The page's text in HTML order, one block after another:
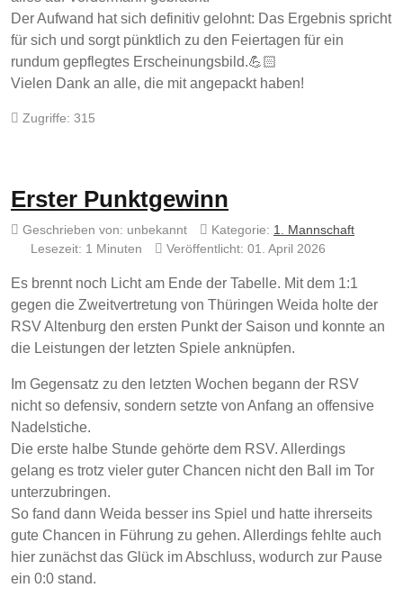
Der Aufwand hat sich definitiv gelohnt: Das Ergebnis spricht
für sich und sorgt pünktlich zu den Feiertagen für ein
rundum gepflegtes Erscheinungsbild.💪🏻
Vielen Dank an alle, die mit angepackt haben!
Zugriffe: 315
Erster Punktgewinn
Geschrieben von: unbekannt Kategorie: 1. Mannschaft
Lesezeit: 1 Minuten
Veröffentlicht: 01. April 2026
Es brennt noch Licht am Ende der Tabelle. Mit dem 1:1
gegen die Zweitvertretung von Thüringen Weida holte der
RSV Altenburg den ersten Punkt der Saison und konnte an
die Leistungen der letzten Spiele anknüpfen.
Im Gegensatz zu den letzten Wochen begann der RSV
nicht so defensiv, sondern setzte von Anfang an offensive
Nadelstiche.
Die erste halbe Stunde gehörte dem RSV. Allerdings
gelang es trotz vieler guter Chancen nicht den Ball im Tor
unterzubringen.
So fand dann Weida besser ins Spiel und hatte ihrerseits
gute Chancen in Führung zu gehen. Allerdings fehlte auch
hier zunächst das Glück im Abschluss, wodurch zur Pause
ein 0:0 stand.